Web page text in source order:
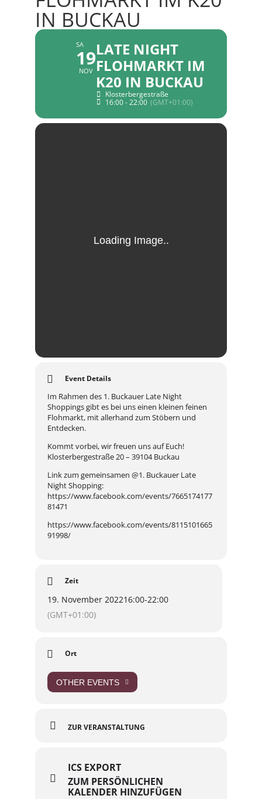
IN BUCKAU
SA
19
NOV
LATE NIGHT
FLOHMARKT IM
K20 IN BUCKAU
Klosterbergestraße
16:00 - 22:00 (GMT+01:00)
Event Details
Im Rahmen des 1. Buckauer Late Night
Shoppings gibt es bei uns einen kleinen feinen
Flohmarkt, mit allerhand zum Stöbern und
Entdecken.
Kommt vorbei, wir freuen uns auf Euch!
Klosterbergestraße 20 – 39104 Buckau
Link zum gemeinsamen @1. Buckauer Late
Night Shopping:
https://www.facebook.com/events/7665174177
81471
https://www.facebook.com/events/8115101665
91998/
Zeit
19. November 202216:00-22:00
(GMT+01:00)
Ort
OTHER EVENTS
ZUR VERANSTALTUNG
ICS EXPORT
ZUM PERSÖNLICHEN
KALENDER HINZUFÜGEN